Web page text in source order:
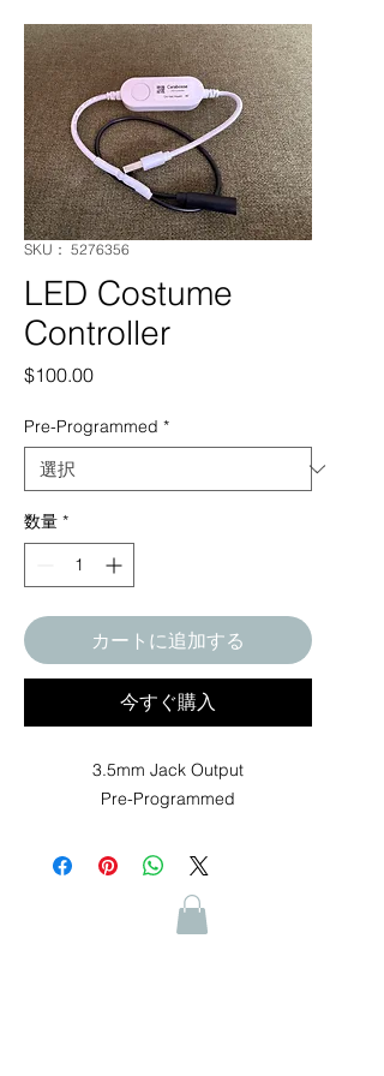
SKU： 5276356
LED Costume
Controller
$100.00価
Pre-Programmed *
数量 *
カートに追加する
今すぐ購入
3.5mm Jack Output
Pre-Programmed